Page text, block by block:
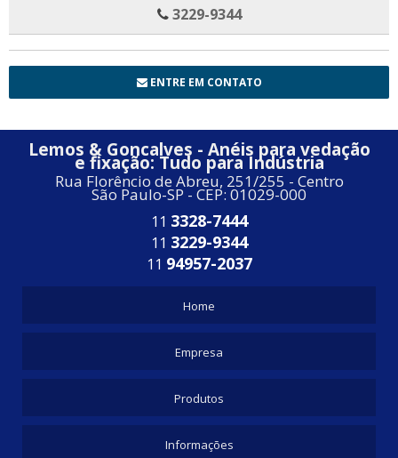
3229-9344
ENTRE EM CONTATO
Lemos & Goncalves - Anéis para vedação
e fixação: Tudo para Indústria
Rua Florêncio de Abreu, 251/255 - Centro
São Paulo-SP - CEP: 01029-000
11 3328-7444
11 3229-9344
11 94957-2037
Home
Empresa
Produtos
Informações